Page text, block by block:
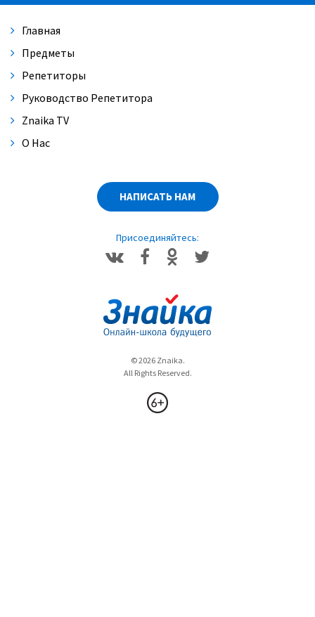
Главная
Предметы
Репетиторы
Руководство Репетитора
Znaika TV
О Нас
НАПИСАТЬ НАМ
Присоединяйтесь:
© 2026 Znaika.
All Rights Reserved.